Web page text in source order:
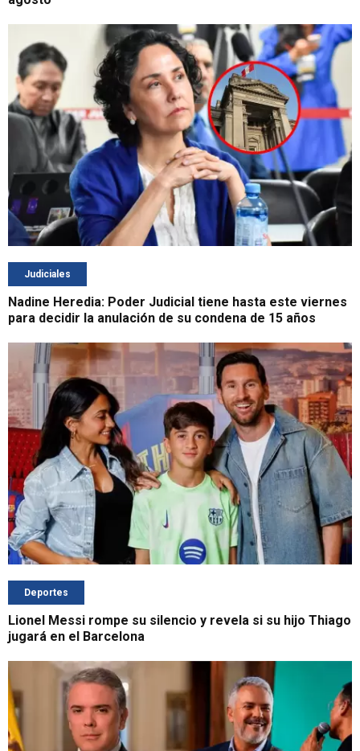
Judiciales
Nadine Heredia: Poder Judicial tiene hasta este viernes
para decidir la anulación de su condena de 15 años
Deportes
Lionel Messi rompe su silencio y revela si su hijo Thiago
jugará en el Barcelona